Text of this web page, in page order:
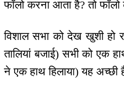
फॉलो करना आता है? तो
विशाल सभा को देख खुशी हो
तालियां बजाई) सभी को एक
ने एक हाथ हिलाया) यह अच्छी